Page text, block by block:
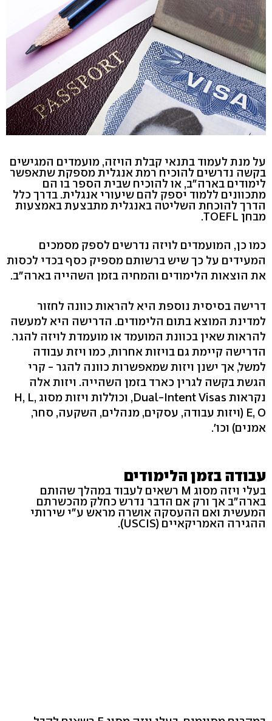
על מנת לעמוד בתנאי קבלת הויזה, מועמדים המגישים
בקשה נדרשים להוכיח רמת אנגלית מספקת שתאפשר
לימודים בארה"ב, או להוכיח שבית הספר בו הם
מתכוונים ללמוד יספק להם שיעורי אנגלית. בדרך כלל
הדרך להוכחת השליטה באנגלית מתבצעת באמצעות
מבחן TOEFL.
כמו כן, המועמדים לויזה נדרשים לספק מסמכים
המעידים על כך שיש ברשותם מספיק כסף בכדי לכסות
את הוצאות הלימודים והמחיה בזמן השהייה בארה״ב.
דרישה בסיסית נוספת היא להראות כוונה לחזור
למדינת המוצא בתום הלימודים. הדרישה היא למעשה
להראות שאין בכוונת המועמד או מועמדת לויזה להגר.
הדרישה קיימת גם בויזות אחרות, כמו ויזת עבודה
למשל, אך ישנן ויזות שמאפשרות כוונה להגר - קרי
הגשת בקשה לגרין כארד בזמן השהייה. ויזות אלה
נקראות Dual-Intent Visas, וכוללות ויזות מסוג H, L,
E, O (ויזות עבודה, עסקים, מנהלים, השקעה, סחר,
אמנים) וכו'.
עבודה בזמן הלימודים
בעלי ויזה מסוג M רשאים לעבוד במהלך שהותם
בארה"ב אך ורק אם הדבר נדרש כחלק מהכשרתם
המעשית ואם ההעסקה אושרה מראש ע"י שירותי
ההגירה האמריקאיים (USCIS).